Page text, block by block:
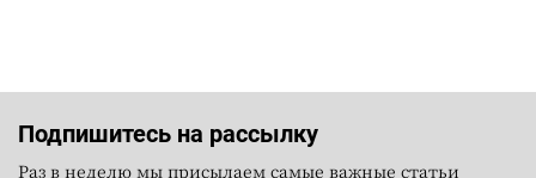
Подпишитесь на рассылку
Раз в неделю мы присылаем самые важные статьи